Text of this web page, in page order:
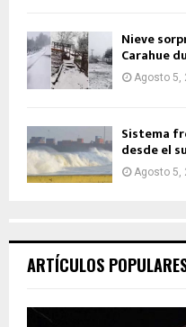
Nieve
Carahue
Agosto 5,
Sistema
desde el
Agosto 5,
ARTÍCULOS